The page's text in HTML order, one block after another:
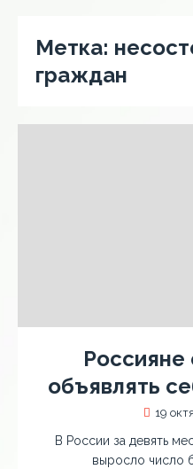
Метка:
граждан
Россияне
объявлять
19
В России за девять
выросло число